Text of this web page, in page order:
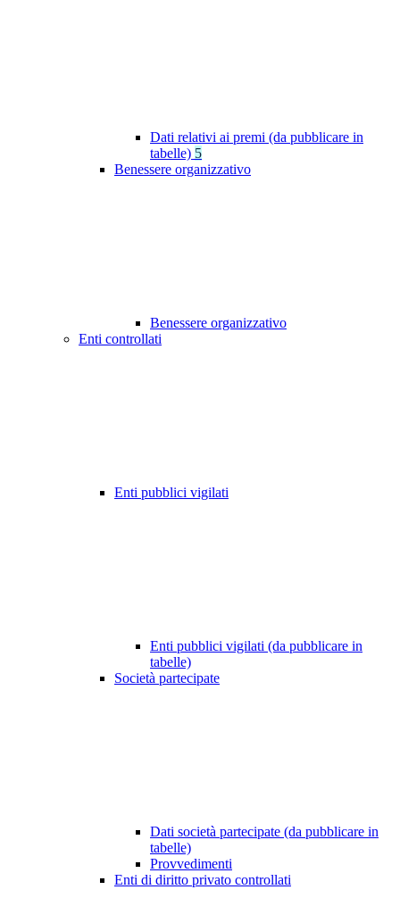
Dati relativi ai premi (da pubblicare in
tabelle) 5
Benessere organizzativo
Benessere organizzativo
Enti controllati
Enti pubblici vigilati
Enti pubblici vigilati (da pubblicare in
tabelle)
Società partecipate
Dati società partecipate (da pubblicare in
tabelle)
Provvedimenti
Enti di diritto privato controllati